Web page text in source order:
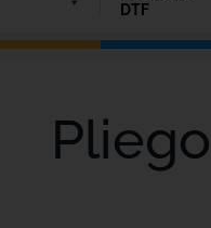
DTF